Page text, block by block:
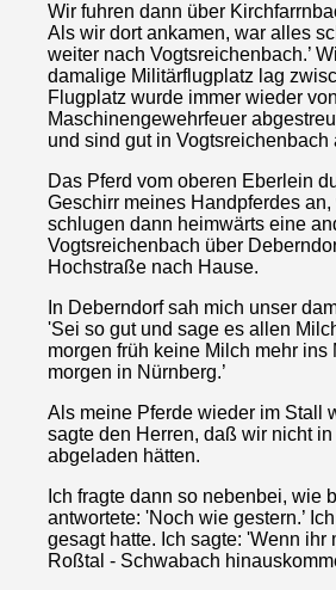
Wir fuhren dann über
Als wir dort ankamen, war alles
weiter nach Vogtsreichenbach.’
damalige Militärflugplatz lag
Flugplatz wurde immer wieder
Maschinengewehrfeuer
und sind gut in Vogtsreichenbach
Das Pferd vom oberen Eberlein
Geschirr meines Handpferdes
schlugen dann heimwärts eine
Vogtsreichenbach über
Hochstraße nach Hause.
In Deberndorf sah mich unser
'Sei so gut und sage es allen
morgen früh keine Milch mehr
morgen in Nürnberg.’
Als meine Pferde wieder im Stall
sagte den Herren, daß wir nicht
abgeladen hätten.
Ich fragte dann so nebenbei, wie
antwortete: 'Noch wie gestern.’
gesagt hatte. Ich sagte: 'Wenn ihr
Roßtal - Schwabach